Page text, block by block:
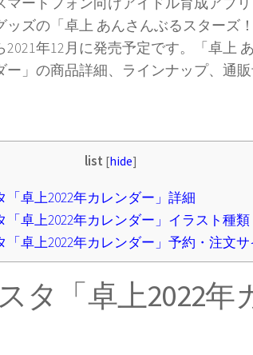
ッズの「卓上 あんさんぶるスターズ
2021年12月に発売予定です。「卓上
ー」の商品詳細、ラインナップ、通
list [hide]
「卓上2022年カレンダー」詳細
「卓上2022年カレンダー」イラスト種類
「卓上2022年カレンダー」予約・注文サ
タ「卓上2022年